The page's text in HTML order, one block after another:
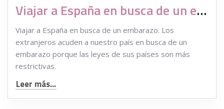
Viajar a España en busca de un embarazo
Viajar a España en busca de un embarazo. Los
extranjeros acuden a nuestro país en busca de un
embarazo porque las leyes de sus países son más
restrictivas.
Leer más...